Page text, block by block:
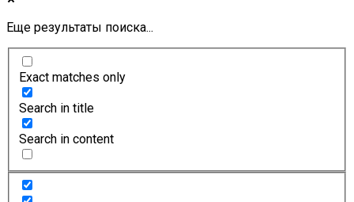
Еще результаты поиска...
Exact matches only
Search in title
Search in content